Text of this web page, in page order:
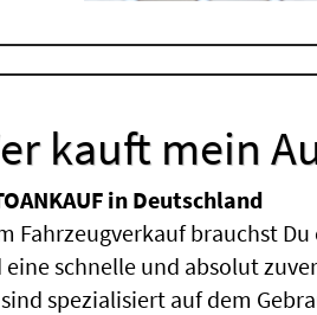
kauft mein
in Deutschland
Fahrzeugverkauf brauchst
eine schnelle und absolut
spezialisiert auf dem